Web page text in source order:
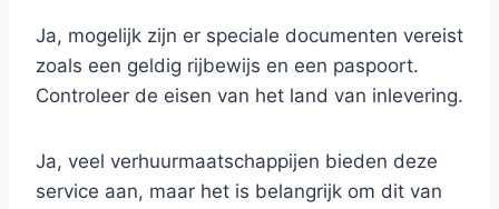
Ja, mogelijk zijn er speciale documenten vereist
zoals een geldig rijbewijs en een paspoort.
Controleer de eisen van het land van inlevering.
Ja, veel verhuurmaatschappijen bieden deze
service aan, maar het is belangrijk om dit van